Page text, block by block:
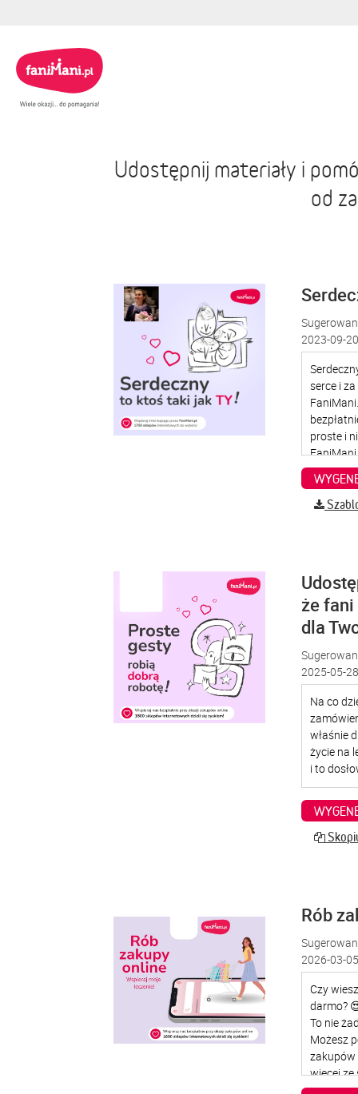
Udostępnij materiały i
od
2023-09-
że
dla
2025-05-
Rób
2026-03-